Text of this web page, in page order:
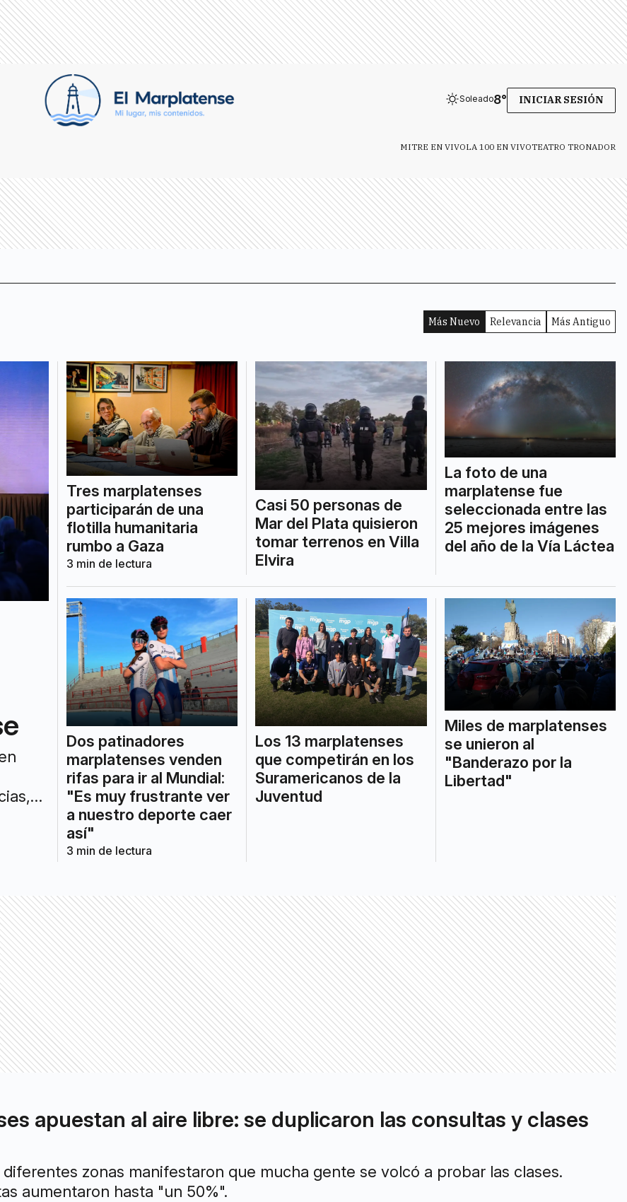
Soleado8° INICIAR SESIÓN
MITRE EN VIVOLA 100 EN VIVOTEATRO TRONADOR
Más Nuevo Relevancia Más Antiguo
Tres marplatenses
participarán de una
flotilla humanitaria
rumbo a Gaza
3 min de lectura
Casi 50 personas de
Mar del Plata quisieron
tomar terrenos en Villa
Elvira
La foto de una
marplatense fue
seleccionada entre las
25 mejores imágenes
del año de la Vía Láctea
Dos patinadores
marplatenses venden
rifas para ir al Mundial:
"Es muy frustrante ver
a nuestro deporte caer
así"
3 min de lectura
Los 13 marplatenses
que competirán en los
Suramericanos de la
Juventud
Miles de marplatenses
se unieron al
"Banderazo por la
Libertad"
apuestan al aire libre: se duplicaron las consultas y clases
zonas manifestaron que mucha gente se volcó a probar las clases.
aumentaron hasta "un 50%".